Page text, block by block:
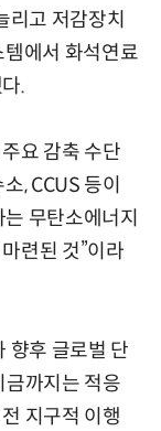
리고 저감장치
템에서 화석연료
.
요 감축 수단
, CCUS 등이
무탄소에너지
련된 것”이라
향후 글로벌 단
금까지는 적응
지구적 이행